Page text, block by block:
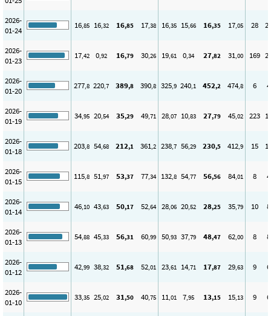
2026-
01-24
16,85 16,32 16,85 17,38 16,35 15,66 16,35 17,05 28
2026-
01-23
17,42 0,92 16,79 30,26 19,61 0,34 27,82 31,00 169
2026-
01-20
277,8 220,7 389,8 390,8 325,9 240,1 452,2 474,8 6 4
2026-
01-19
34,95 20,54 35,29 49,71 28,07 10,83 27,79 45,02 223
2026-
01-18
203,8 54,68 212,1 361,2 238,7 56,29 230,5 412,9 15
2026-
01-15
115,8 51,97 53,37 77,34 132,8 54,77 56,56 84,01 8 4
2026-
01-14
46,10 43,63 50,17 52,64 28,06 20,52 28,25 35,79 10 8
2026-
01-13
54,88 45,33 56,31 60,99 50,93 37,79 48,47 62,00 8 8
2026-
01-12
42,99 38,32 51,68 52,01 23,61 14,71 17,87 29,63 9 6
2026-
01-10
33,35 25,02 31,50 40,75 11,01 7,95 13,15 15,13 9 6